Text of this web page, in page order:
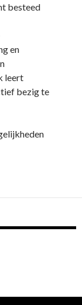
besteed
en
leert
bezig te